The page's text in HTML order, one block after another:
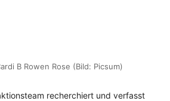
B Rowen Rose (Bild: Picsum)
recherchiert und verfasst